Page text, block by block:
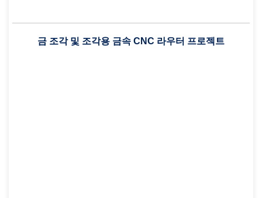
금 조각 및 조각용 금속 CNC 라우터 프로젝트